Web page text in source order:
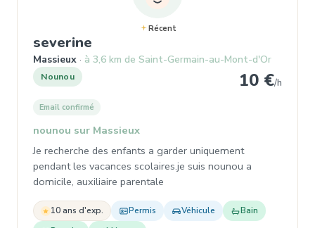
Récent
severine
Massieux à 3,6 km de Saint-Germain-au-Mont-d'Or
Nounou 10 €/h
Email confirmé
nounou sur Massieux
Je recherche des enfants a garder uniquement
pendant les vacances scolaires.je suis nounou a
domicile, auxiliaire parentale
10 ans d'exp. Permis Véhicule
Bain